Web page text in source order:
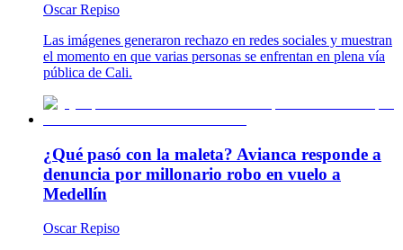
Oscar Repiso
Las imágenes generaron rechazo en redes sociales y muestran
el momento en que varias personas se enfrentan en plena vía
pública de Cali.
¿Qué pasó con la maleta? Avianca responde a
denuncia por millonario robo en vuelo a
Medellín
Oscar Repiso